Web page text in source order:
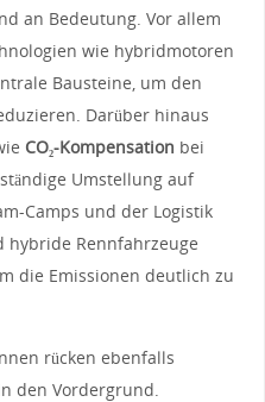
an Bedeutung. Vor allem​
wie hybridmotoren
Bausteine, um den
⁤Darüber‌ hinaus
CO₂-Kompensation bei⁣
Umstellung ⁤auf
Camps und der Logistik
hybride Rennfahrzeuge
die Emissionen‍ deutlich ‌zu‍
rücken ebenfalls
den​ Vordergrund.